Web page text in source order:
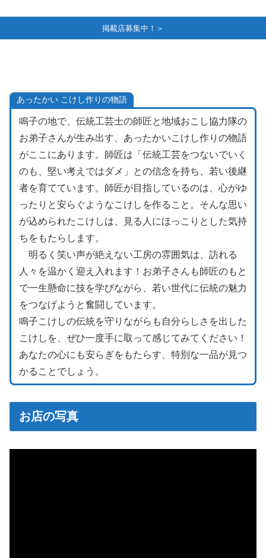
掲載店募集中！＞
あったかい こけし作りの物語
鳴子の地で、伝統工芸士の師匠と地域おこし協力隊の
お弟子さんが生み出す、あったかいこけし作りの物語
がここにあります。師匠は「伝統工芸をつないでいく
のも、堅い考えではダメ」との信念を持ち、若い後継
者を育てています。師匠が目指しているのは、心がゆ
ったりと安らぐようなこけしを作ること。そんな思い
が込められたこけしは、見る人にほっこりとした気持
ちをもたらします。
明るく笑い声が絶えない工房の雰囲気は、訪れる
人々を温かく迎え入れます！お弟子さんも師匠のもと
で一生懸命に技を学びながら、若い世代に伝統の魅力
をつなげようと奮闘しています。
鳴子こけしの伝統を守りながらも自分らしさを出した
こけしを、ぜひ一度手に取って感じてみてください！
あなたの心にも安らぎをもたらす、特別な一品が見つ
かることでしょう。
お店の写真